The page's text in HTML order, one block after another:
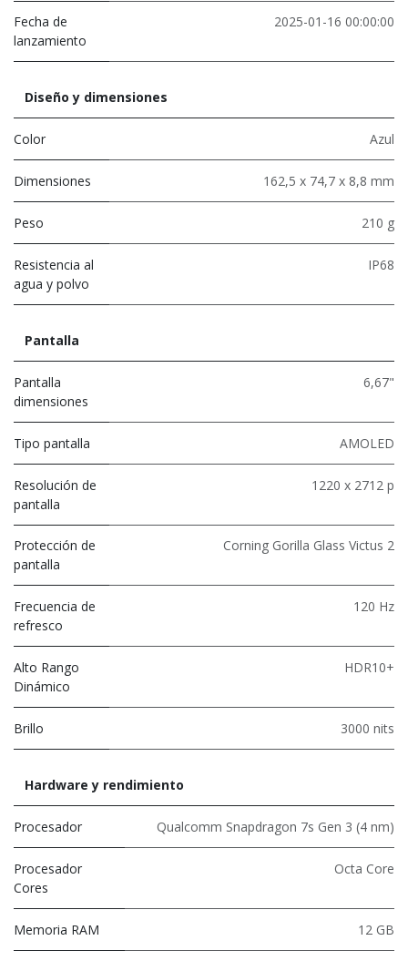
Fecha de
lanzamiento
2025-01-16 00:00:00
Diseño y dimensiones
Color Azul
Dimensiones 162,5 x 74,7 x 8,8 mm
Peso 210 g
Resistencia al
agua y polvo
IP68
Pantalla
Pantalla
dimensiones
6,67"
Tipo pantalla AMOLED
Resolución de
pantalla
1220 x 2712 p
Protección de
pantalla
Corning Gorilla Glass Victus 2
Frecuencia de
refresco
120 Hz
Alto Rango
Dinámico
HDR10+
Brillo 3000 nits
Hardware y rendimiento
Procesador Qualcomm Snapdragon 7s Gen 3 (4 nm)
Procesador
Cores
Octa Core
Memoria RAM 12 GB